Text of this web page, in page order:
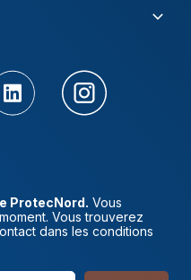
ProtecNord. Vous
Vous trouverez
dans les conditions